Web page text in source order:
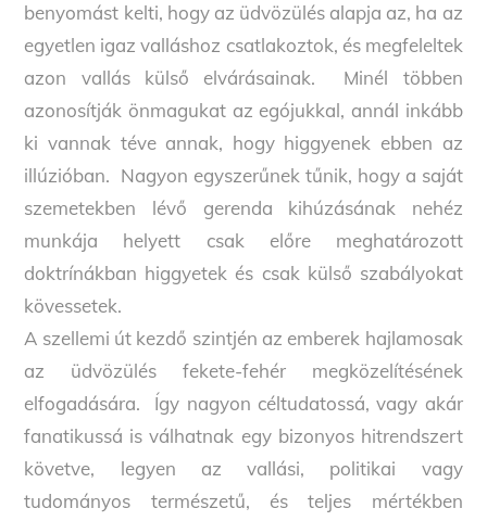
benyomást kelti, hogy az üdvözülés alapja az, ha az
egyetlen igaz valláshoz csatlakoztok, és megfeleltek
azon vallás külső elvárásainak. Minél többen
azonosítják önmagukat az egójukkal, annál inkább
ki vannak téve annak, hogy higgyenek ebben az
illúzióban. Nagyon egyszerűnek tűnik, hogy a saját
szemetekben lévő gerenda kihúzásának nehéz
munkája helyett csak előre meghatározott
doktrínákban higgyetek és csak külső szabályokat
kövessetek.
A szellemi út kezdő szintjén az emberek hajlamosak
az üdvözülés fekete-fehér megközelítésének
elfogadására. Így nagyon céltudatossá, vagy akár
fanatikussá is válhatnak egy bizonyos hitrendszert
követve, legyen az vallási, politikai vagy
tudományos természetű, és teljes mértékben